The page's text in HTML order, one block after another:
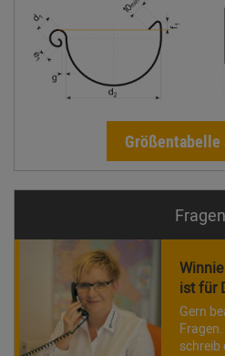
Größentabelle
ist für
Gern
schreib